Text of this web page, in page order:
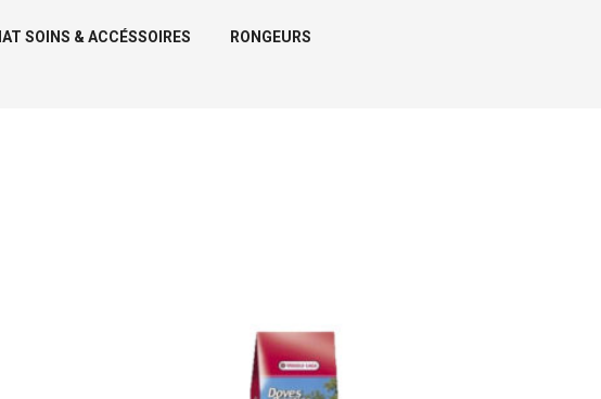
SOINS & ACCÉSSOIRES RONGEURS